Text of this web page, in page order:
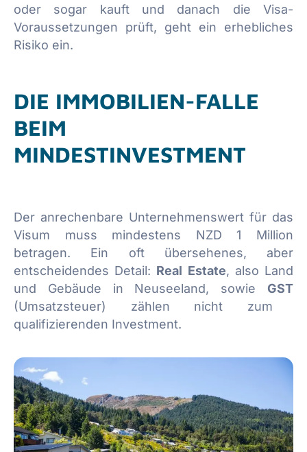
oder sogar kauft und danach die Visa-
Voraussetzungen prüft, geht ein erhebliches
Risiko ein.
DIE IMMOBILIEN-FALLE
BEIM
MINDESTINVESTMENT
Der anrechenbare Unternehmenswert für das
Visum muss mindestens NZD 1 Million
betragen. Ein oft übersehenes, aber
entscheidendes Detail: Real Estate, also Land
und Gebäude in Neuseeland, sowie GST
(Umsatzsteuer) zählen nicht zum
qualifizierenden Investment.